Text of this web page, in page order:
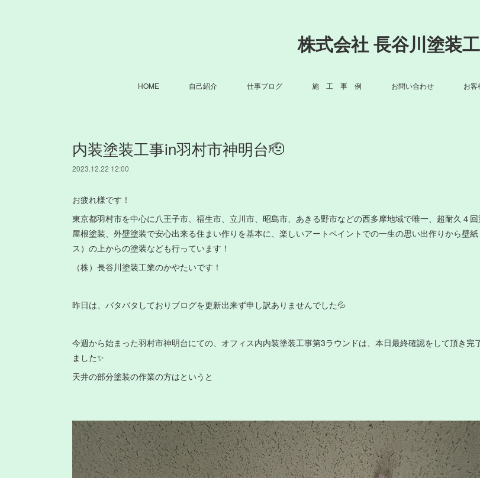
株式会社 長谷川塗装
HOME 自己紹介 仕事ブログ 施 工 事 例 お問い合わせ お客
内装塗装工事in羽村市神明台🫡
2023.12.22 12:00
お疲れ様です！
東京都羽村市を中心に八王子市、福生市、立川市、昭島市、あきる野市などの西多摩地域で唯一、超耐久４
屋根塗装、外壁塗装で安心出来る住まい作りを基本に、楽しいアートペイントでの一生の思い出作りから壁紙
ス）の上からの塗装なども行っています！
（株）長谷川塗装工業のかやたいです！
昨日は、バタバタしておりブログを更新出来ず申し訳ありませんでした💦
今週から始まった羽村市神明台にての、オフィス内内装塗装工事第3ラウンドは、本日最終確認をして頂き完
ました✨
天井の部分塗装の作業の方はというと